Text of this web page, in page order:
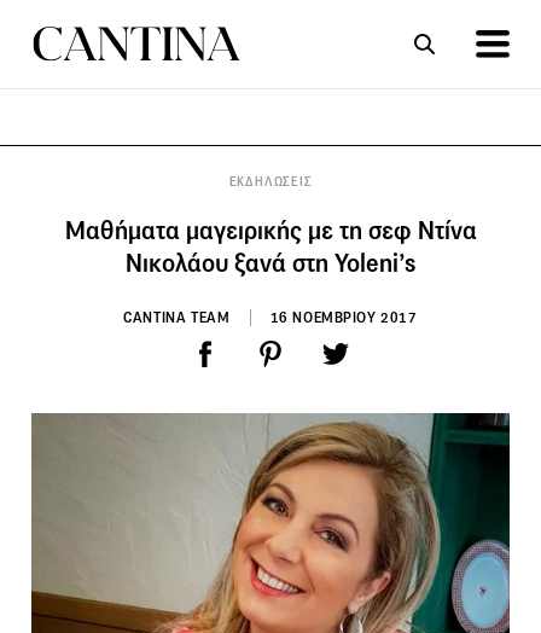
ΕΚΔΗΛΩΣΕΙΣ
Μαθήματα μαγειρικής με τη σεφ Ντίνα
Νικολάου ξανά στη Yoleni’s
CANTINA TEAM 16 ΝΟΕΜΒΡΙΟΥ 2017